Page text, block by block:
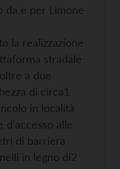
da e per Limone
la realizzazione
stradale
a due
di circa1
in località
alle
di barriera
in legno di2